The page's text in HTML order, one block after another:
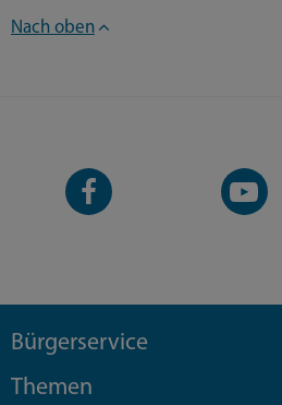
Nach oben
Facebook-
Seite
YouTube-
Kanal
Bürgerservice
Themen